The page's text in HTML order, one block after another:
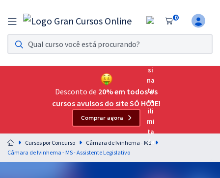
0
Assinatura Ilimitada 11
Acesso a todos os cursos. Teste grátis por 7 dias!
Assinatura OAB Até Passar
Acesso ilimitado a toda preparação para o Exame da
Residências Multiprofissionais
Preparação completa e intensiva para as principais
residências em saúde do Brasil
Desconto de 20% em todos os
cursos avulsos do site SÓ HOJE!
Comprar agora
Cursos por Concurso
Câmara de Ivinhema - MS
Câmara de Ivinhema - MS - Assistente Legislativo